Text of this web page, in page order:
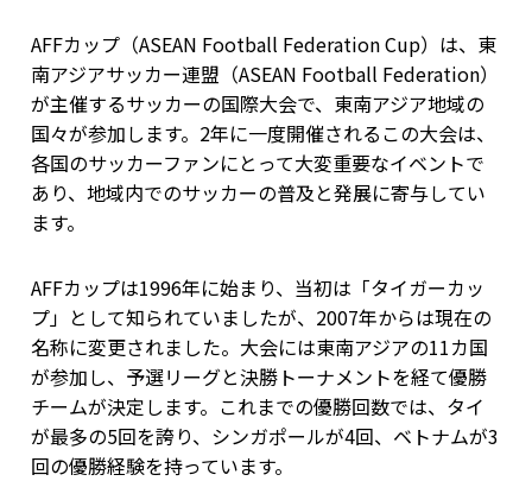
AFFカップ（ASEAN Football Federation Cup）は、東
南アジアサッカー連盟（ASEAN Football Federation）
が主催するサッカーの国際大会で、東南アジア地域の
国々が参加します。2年に一度開催されるこの大会は、
各国のサッカーファンにとって大変重要なイベントで
あり、地域内でのサッカーの普及と発展に寄与してい
ます。
AFFカップは1996年に始まり、当初は「タイガーカッ
プ」として知られていましたが、2007年からは現在の
名称に変更されました。大会には東南アジアの11カ国
が参加し、予選リーグと決勝トーナメントを経て優勝
チームが決定します。これまでの優勝回数では、タイ
が最多の5回を誇り、シンガポールが4回、ベトナムが3
回の優勝経験を持っています。